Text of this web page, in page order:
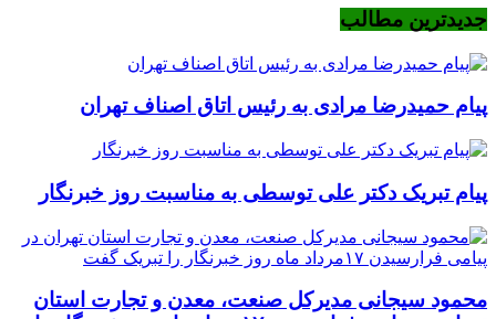
جدیدترین مطالب
پیام حمیدرضا مرادی به رئیس اتاق اصناف تهران
پیام تبریک دکتر علی توسطی به مناسبت روز خبرنگار
محمود سیجانی مدیرکل صنعت، معدن و تجارت استان